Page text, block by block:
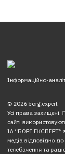
Інформаційно-
© 2026 borg.expert
Усі права захищені.
сайті
ІА “БОРГ.ЕКСПЕРТ”
медіа відповідно
телебачення та